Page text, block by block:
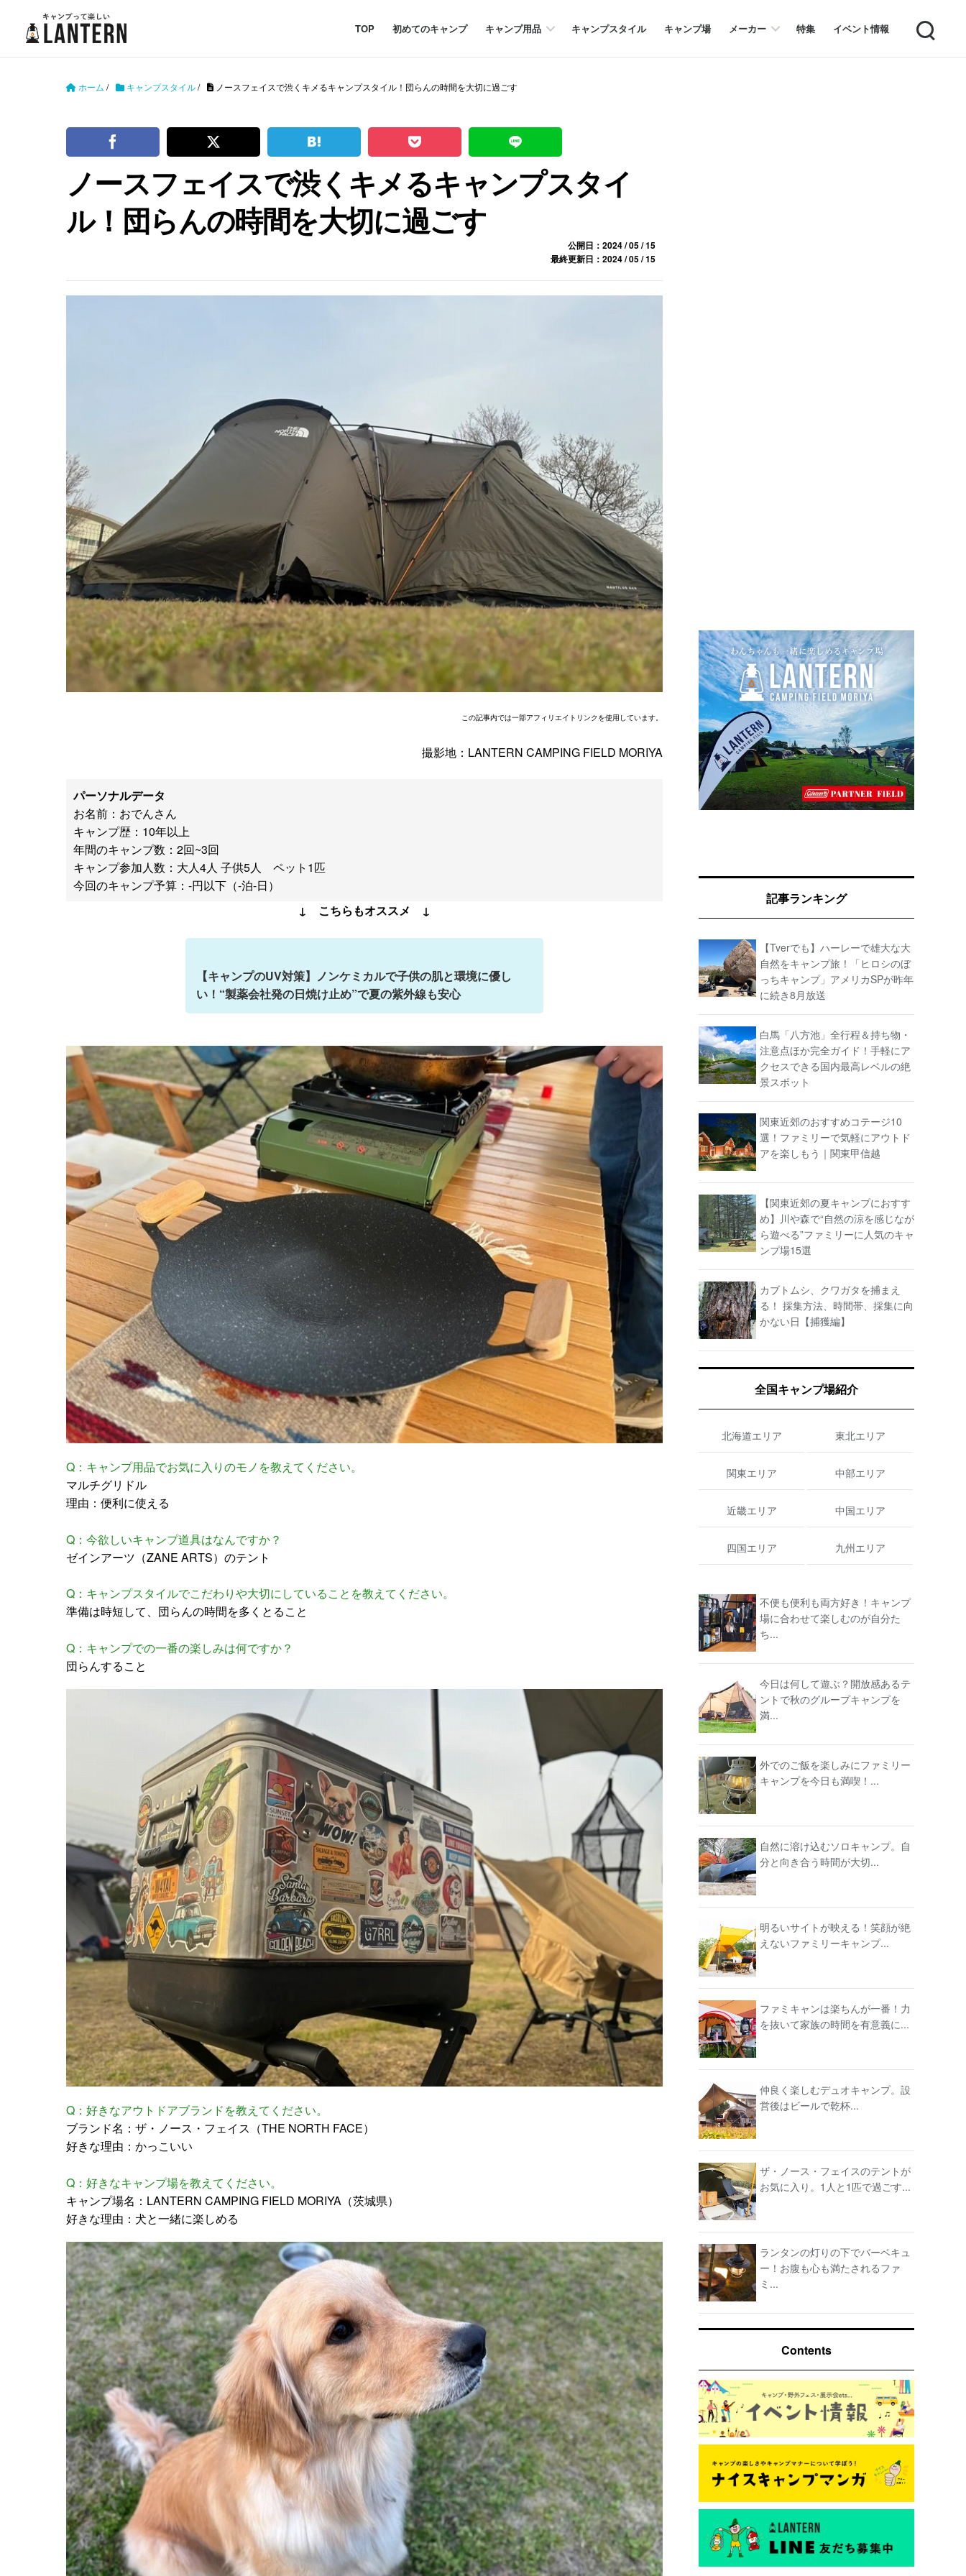
TOP 初めてのキャンプ キャンプ用品 キャンプスタイル キャンプ場 メーカー 特集 イベント情報 Search
ホーム / キャンプスタイル/ ノースフェイスで渋くキメるキャンプスタイル！団らんの時間を大切に過ごす
ノースフェイスで渋くキメるキャンプスタイ
ル！団らんの時間を大切に過ごす
公開日：2024 / 05 / 15
最終更新日：2024 / 05 / 15
この記事内では一部アフィリエイトリンクを使用しています。
撮影地：LANTERN CAMPING FIELD MORIYA
パーソナルデータ
お名前：おでんさん
キャンプ歴：10年以上
年間のキャンプ数：2回~3回
キャンプ参加人数：大人4人 子供5人 ペット1匹
今回のキャンプ予算：-円以下（-泊-日）
↓ こちらもオススメ ↓
【キャンプのUV対策】ノンケミカルで子供の肌と環境に優し
い！“製薬会社発の日焼け止め”で夏の紫外線も安心
Q：キャンプ用品でお気に入りのモノを教えてください。
マルチグリドル
理由：便利に使える
Q：今欲しいキャンプ道具はなんですか？
ゼインアーツ（ZANE ARTS）のテント
Q：キャンプスタイルでこだわりや大切にしていることを教えてください。
準備は時短して、団らんの時間を多くとること
Q：キャンプでの一番の楽しみは何ですか？
団らんすること
Q：好きなアウトドアブランドを教えてください。
ブランド名：ザ・ノース・フェイス（THE NORTH FACE）
好きな理由：かっこいい
Q：好きなキャンプ場を教えてください。
キャンプ場名：LANTERN CAMPING FIELD MORIYA（茨城県）
好きな理由：犬と一緒に楽しめる
記事ランキング
【Tverでも】ハーレーで雄大な大
自然をキャンプ旅！「ヒロシのぼ
っちキャンプ」アメリカSPが昨年
に続き8月放送
白馬「八方池」全行程＆持ち物・
注意点ほか完全ガイド！手軽にア
クセスできる国内最高レベルの絶
景スポット
関東近郊のおすすめコテージ10
選！ファミリーで気軽にアウトド
アを楽しもう｜関東甲信越
【関東近郊の夏キャンプにおすす
め】川や森で“自然の涼を感じなが
ら遊べる”ファミリーに人気のキャ
ンプ場15選
カブトムシ、クワガタを捕まえ
る！ 採集方法、時間帯、採集に向
かない日【捕獲編】
全国キャンプ場紹介
北海道エリア 東北エリア
関東エリア 中部エリア
近畿エリア 中国エリア
四国エリア 九州エリア
不便も便利も両方好き！キャンプ
場に合わせて楽しむのが自分た
ち...
今日は何して遊ぶ？開放感あるテ
ントで秋のグループキャンプを
満...
外でのご飯を楽しみにファミリー
キャンプを今日も満喫！...
自然に溶け込むソロキャンプ。自
分と向き合う時間が大切...
明るいサイトが映える！笑顔が絶
えないファミリーキャンプ...
ファミキャンは楽ちんが一番！力
を抜いて家族の時間を有意義に...
仲良く楽しむデュオキャンプ。設
営後はビールで乾杯...
ザ・ノース・フェイスのテントが
お気に入り。1人と1匹で過ごす...
ランタンの灯りの下でバーベキュ
ー！お腹も心も満たされるファ
ミ...
Contents